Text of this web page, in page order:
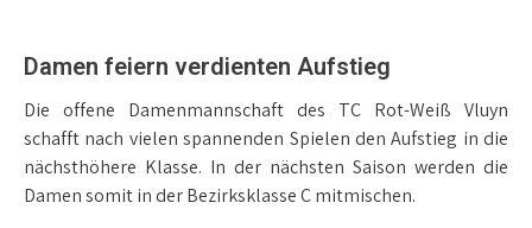
Damen feiern verdienten Aufstieg
Die offene Damenmannschaft des TC Rot-Weiß Vluyn
schafft nach vielen spannenden Spielen den Aufstieg in die
nächsthöhere Klasse. In der nächsten Saison werden die
Damen somit in der Bezirksklasse C mitmischen.